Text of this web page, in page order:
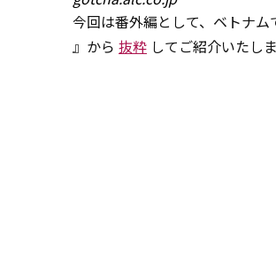
今回は番外編として、ベトナ
』から 抜粋 してご紹介いたしま